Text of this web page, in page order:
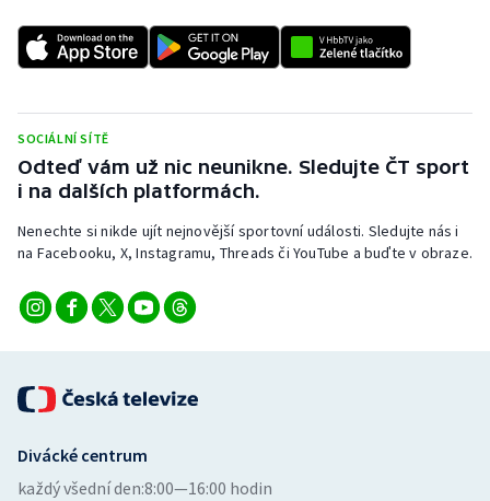
SOCIÁLNÍ SÍTĚ
Odteď vám už nic neunikne. Sledujte ČT sport
i na dalších platformách.
Nenechte si nikde ujít nejnovější sportovní události. Sledujte nás i
na Facebooku, X, Instagramu, Threads či YouTube a buďte v obraze.
Divácké centrum
každý všední den:8:00—16:00 hodin